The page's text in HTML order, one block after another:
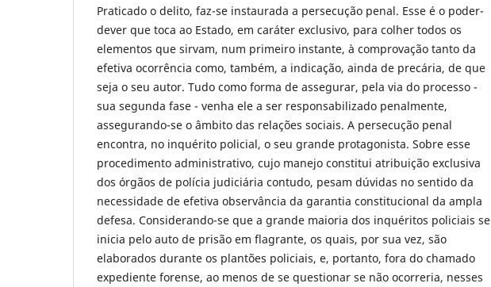
Praticado o delito, faz-se instaurada a persecução penal. Esse é o poder-
dever que toca ao Estado, em caráter exclusivo, para colher todos os
elementos que sirvam, num primeiro instante, à comprovação tanto da
efetiva ocorrência como, também, a indicação, ainda de precária, de que
seja o seu autor. Tudo como forma de assegurar, pela via do processo -
sua segunda fase - venha ele a ser responsabilizado penalmente,
assegurando-se o âmbito das relações sociais. A persecução penal
encontra, no inquérito policial, o seu grande protagonista. Sobre esse
procedimento administrativo, cujo manejo constitui atribuição exclusiva
dos órgãos de polícia judiciária contudo, pesam dúvidas no sentido da
necessidade de efetiva observância da garantia constitucional da ampla
defesa. Considerando-se que a grande maioria dos inquéritos policiais se
inicia pelo auto de prisão em flagrante, os quais, por sua vez, são
elaborados durante os plantões policiais, e, portanto, fora do chamado
expediente forense, ao menos de se questionar se não ocorreria, nesses